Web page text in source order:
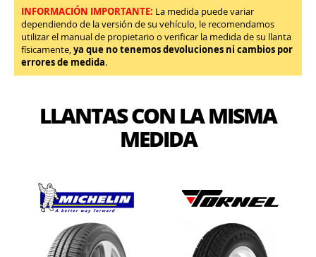
INFORMACIÓN IMPORTANTE: La medida puede variar
dependiendo de la versión de su vehículo, le recomendamos
utilizar el manual de propietario o verificar la medida de su llanta
físicamente,ya que no tenemos devoluciones ni cambios por
errores de medida.
LLANTAS CON LA MISMA
MEDIDA